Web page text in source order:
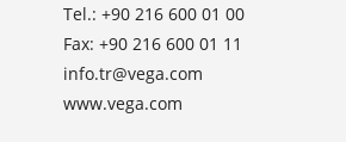
Tel.: +90 216 600 01 00
Fax: +90 216 600 01 11
info.tr@vega.com
www.vega.com